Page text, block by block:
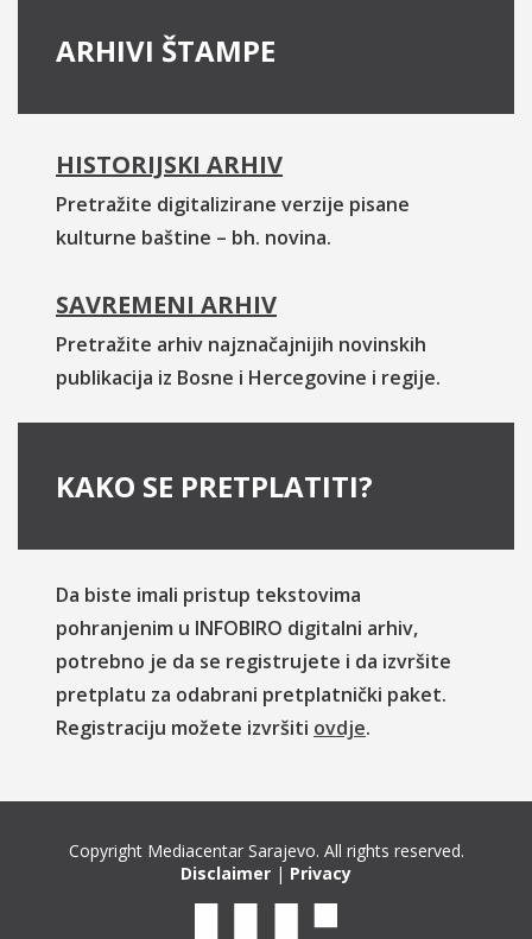
ARHIVI ŠTAMPE
HISTORIJSKI ARHIV
Pretražite digitalizirane verzije pisane
kulturne baštine – bh. novina.
SAVREMENI ARHIV
Pretražite arhiv najznačajnijih novinskih
publikacija iz Bosne i Hercegovine i regije.
KAKO SE PRETPLATITI?
Da biste imali pristup tekstovima
pohranjenim u INFOBIRO digitalni arhiv,
potrebno je da se registrujete i da izvršite
pretplatu za odabrani pretplatnički paket.
Registraciju možete izvršiti ovdje.
Copyright Mediacentar Sarajevo. All rights reserved.
Disclaimer | Privacy